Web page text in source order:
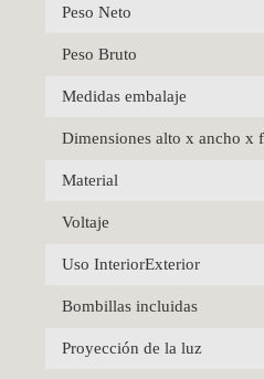
Peso Neto
Peso Bruto
Medidas embalaje
Dimensiones alto x ancho x
Material
Voltaje
Uso InteriorExterior
Bombillas incluidas
Proyección de la luz